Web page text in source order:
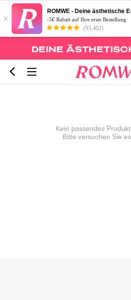
×
ROMWE - Deine ästhetische E-
-5€ Rabatt auf Ihre erste Bestellung
(93,402)
Kein passendes
Bitte versuchen Sie